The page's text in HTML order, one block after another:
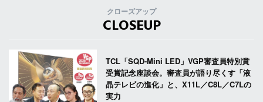
クローズアップ
CLOSEUP
TCL「SQD-Mini LED」VGP審査員特別賞
受賞記念座談会。審査員が語り尽くす「液
晶テレビの進化」と、X11L／C8L／C7Lの
実力